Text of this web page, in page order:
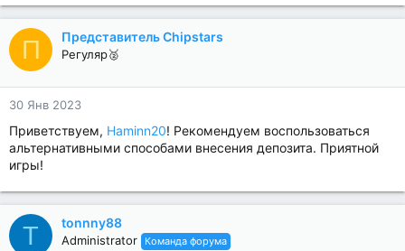
П Представитель Chipstars
Регуляр🥈
30 Янв 2023
Приветствуем, Haminn20! Рекомендуем воспользоваться
альтернативными способами внесения депозита. Приятной
игры!
T tonnny88
Administrator Команда форума